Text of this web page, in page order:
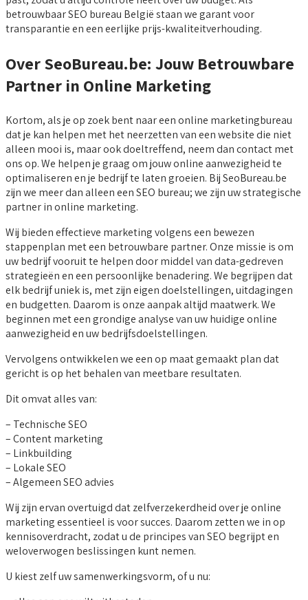
betrouwbaar SEO bureau België staan we garant voor
transparantie en een eerlijke prijs-kwaliteitverhouding.
Over SeoBureau.be: Jouw Betrouwbare
Partner in Online Marketing
Kortom, als je op zoek bent naar een online marketingbureau
dat je kan helpen met het neerzetten van een website die niet
alleen mooi is, maar ook doeltreffend, neem dan contact met
ons op. We helpen je graag om jouw online aanwezigheid te
optimaliseren en je bedrijf te laten groeien. Bij SeoBureau.be
zijn we meer dan alleen een SEO bureau; we zijn uw strategische
partner in online marketing.
Wij bieden effectieve marketing volgens een bewezen
stappenplan met een betrouwbare partner. Onze missie is om
uw bedrijf vooruit te helpen door middel van data-gedreven
strategieën en een persoonlijke benadering. We begrijpen dat
elk bedrijf uniek is, met zijn eigen doelstellingen, uitdagingen
en budgetten. Daarom is onze aanpak altijd maatwerk. We
beginnen met een grondige analyse van uw huidige online
aanwezigheid en uw bedrijfsdoelstellingen.
Vervolgens ontwikkelen we een op maat gemaakt plan dat
gericht is op het behalen van meetbare resultaten.
Dit omvat alles van:
– Technische SEO
– Content marketing
– Linkbuilding
– Lokale SEO
– Algemeen SEO advies
Wij zijn ervan overtuigd dat zelfverzekerdheid over je online
marketing essentieel is voor succes. Daarom zetten we in op
kennisoverdracht, zodat u de principes van SEO begrijpt en
weloverwogen beslissingen kunt nemen.
U kiest zelf uw samenwerkingsvorm, of u nu: